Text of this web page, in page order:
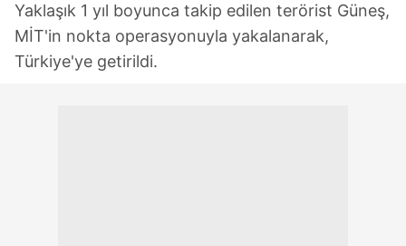
Yaklaşık 1 yıl boyunca takip edilen terörist Güneş,
MİT'in nokta operasyonuyla yakalanarak,
Türkiye'ye getirildi.